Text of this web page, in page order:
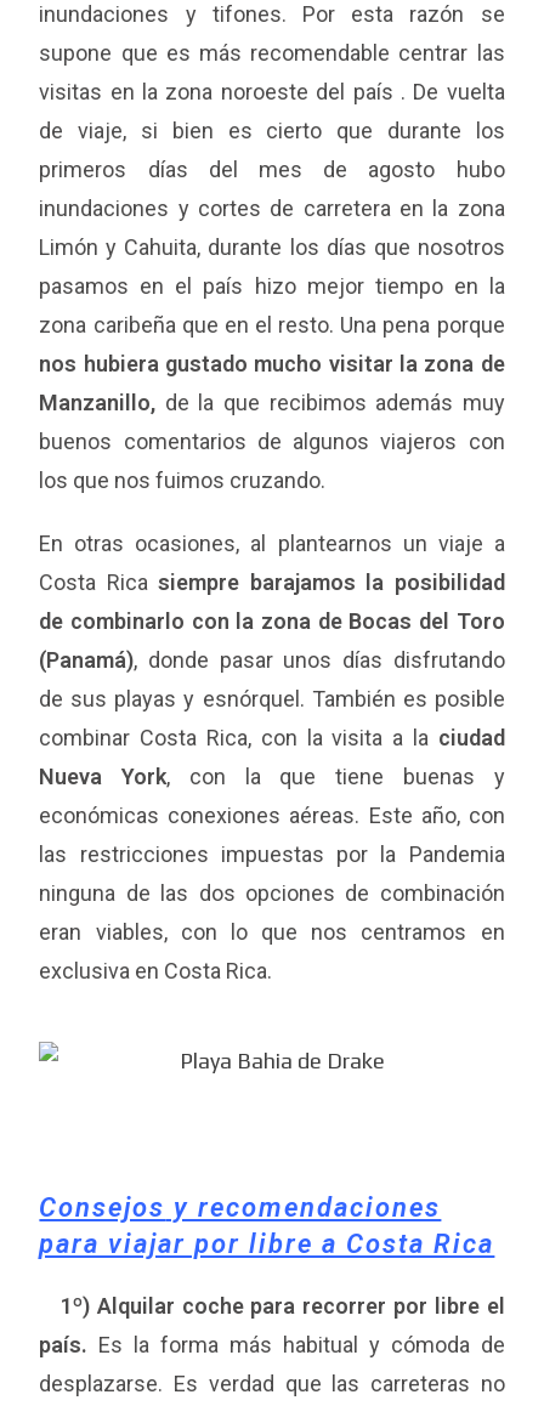
inundaciones y tifones. Por esta razón se
supone que es más recomendable centrar las
visitas en la zona noroeste del país . De vuelta
de viaje, si bien es cierto que durante los
primeros días del mes de agosto hubo
inundaciones y cortes de carretera en la zona
Limón y Cahuita, durante los días que nosotros
pasamos en el país hizo mejor tiempo en la
zona caribeña que en el resto. Una pena porque
nos hubiera gustado mucho visitar la zona de
Manzanillo, de la que recibimos además muy
buenos comentarios de algunos viajeros con
los que nos fuimos cruzando.
En otras ocasiones, al plantearnos un viaje a
Costa Ricasiempre barajamos la posibilidad
de combinarlo con la zona de Bocas del Toro
(Panamá), donde pasar unos días disfrutando
de sus playas y esnórquel. También es posible
combinar Costa Rica, con la visita a la ciudad
Nueva York, con la que tiene buenas y
económicas conexiones aéreas. Este año, con
las restricciones impuestas por la Pandemia
ninguna de las dos opciones de combinación
eran viables, con lo que nos centramos en
exclusiva en Costa Rica.
Consejos y recomendaciones
para viajar por libre a Costa Rica
1º) Alquilar coche para recorrer por libre el
país. Es la forma más habitual y cómoda de
desplazarse. Es verdad que las carreteras no